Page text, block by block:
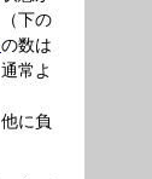
下の
の数は
常よ
に負